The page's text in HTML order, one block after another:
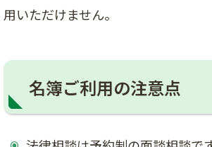
用いただけません。
名簿ご利用の注意点